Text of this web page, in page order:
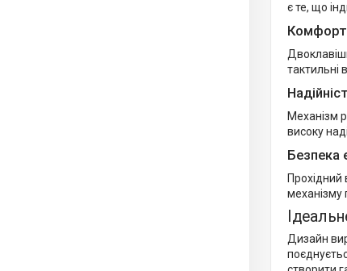
є те, що
тактильні
Механізм
високу
Безпека
Прохідний
механізму
Дизайн